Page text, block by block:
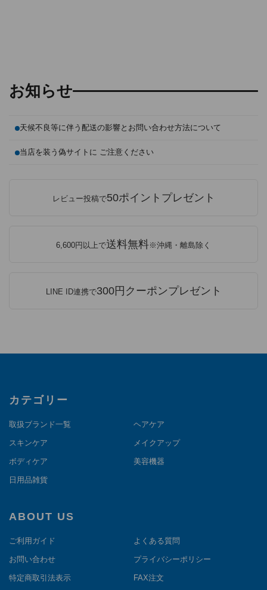
お知らせ
天候不良等に伴う配送の影響とお問い合わせ方法について
当店を装う偽サイトに ご注意ください
レビュー投稿で50ポイントプレゼント
6,600円以上で送料無料※沖縄・離島除く
LINE ID連携で300円クーポンプレゼント
カテゴリー
取扱ブランド一覧 ヘアケア
スキンケア メイクアップ
ボディケア 美容機器
日用品雑貨
ABOUT US
ご利用ガイド よくある質問
お問い合わせ プライバシーポリシー
特定商取引法表示 FAX注文